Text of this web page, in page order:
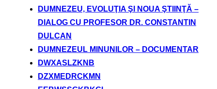
DUMNEZEU, EVOLUŢIA ŞI NOUA ŞTIINŢĂ –
DIALOG CU PROFESOR DR. CONSTANTIN
DULCAN
DUMNEZEUL MINUNILOR – DOCUMENTAR
DWXASLZKNB
DZXMEDRCKMN